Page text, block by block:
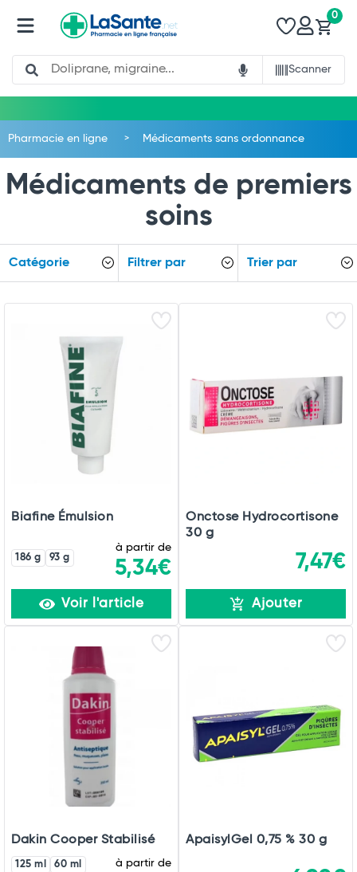
Search
Scanner
0
Commander
Pharmacie en ligne Médicaments sans ordonnance
Médicaments de premiers
soins
Catégorie Filtrer par Trier par
Biafine Émulsion
186 g 93 g
à partir de
5,34€
Voir l'article
Onctose Hydrocortisone
30 g
7,47€
Ajouter
Dakin Cooper Stabilisé
125 ml
60 ml
à partir de
ApaisylGel 0,75 % 30 g